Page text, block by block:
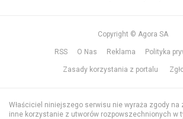
Copyright © Agora SA
RSS O Nas Reklama Polityka
Zasady korzystania z portalu
Właściciel niniejszego serwisu nie wyraża zgody na
inne korzystanie z utworów rozpowszechnionych w